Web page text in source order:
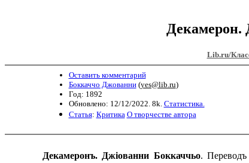
Декамерон.
Lib.ru/
Оставить комментарий
Боккаччо Джованни(yes@lib.ru)
Год: 1892
Обновлено: 12/12/2022. 8k. Статистика.
Статья: Критика О творчестве автора
Декамеронъ. Джіованни Боккаччьо.